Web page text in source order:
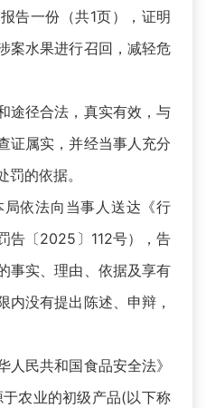
告一份（共1页），证明
案水果进行召回，减轻危
径合法，真实有效，与
证属实，并经当事人充分
的依据。
依法向当事人送达《行
告〔2025〕112号），告
事实、理由、依据及享有
内没有提出陈述、申辩，
民共和国食品安全法》
农业的初级产品(以下称